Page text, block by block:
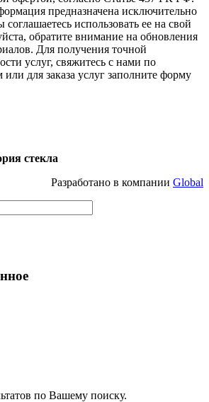
предназначена исключительно
использовать ее на свой
обратите внимание на обновления
Для получения точной
услуг, свяжитесь с нами по
для заказа услуг заполните форму
стекла
Разработано в компании Global
по Вашему поиску.